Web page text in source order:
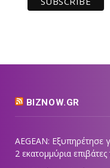
BIZNOW.GR
AEGEAN:
2 εκατομμύρια